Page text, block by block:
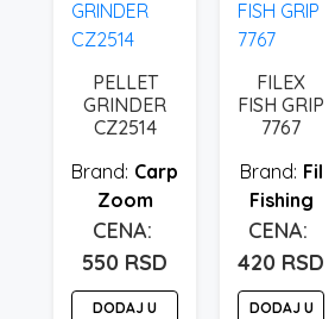
PELLET
GRINDER
CZ2514
Carp
Zoom
550 RSD
DODAJ U
FILEX
FISH GRIP
7767
Fil
Fishing
420 RSD
DODAJ U